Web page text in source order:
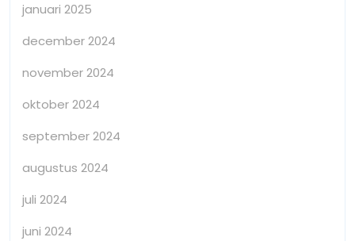
januari 2025
december 2024
november 2024
oktober 2024
september 2024
augustus 2024
juli 2024
juni 2024